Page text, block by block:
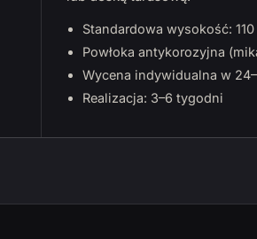
Standardowa wysokość: 110
Powłoka antykorozyjna
Wycena indywidualna w
Realizacja: 3–6 tygodni